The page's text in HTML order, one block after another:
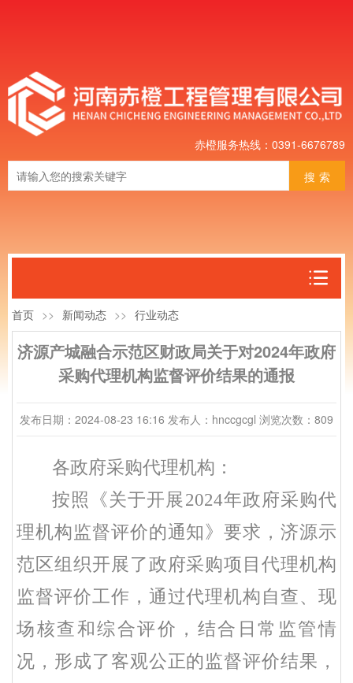
赤橙服务热线：0391-6676789
搜索
首页 >> 新闻动态 >> 行业动态
济源产城融合示范区财政局关于对2024年政府
采购代理机构监督评价结果的通报
发布日期：2024-08-23 16:16 发布人：hnccgcgl 浏览次数：809
各政府采购代理机构：
按照《关于开展 2024年政府采购代
理机构监督评价的通知》要求，济源示
范区组织开展了政府采购项目代理机构
监督评价工作，通过代理机构自查、现
场核查和综合评价，结合日常监管情
况，形成了客观公正的监督评价结果，